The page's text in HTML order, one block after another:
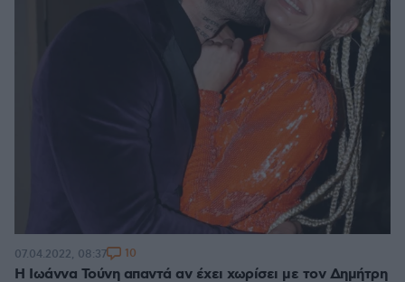
Η Ιωάννα Τούνη απαντά αν έχει χωρίσει με τον Δημήτρη
07.04.2022, 08:37 10